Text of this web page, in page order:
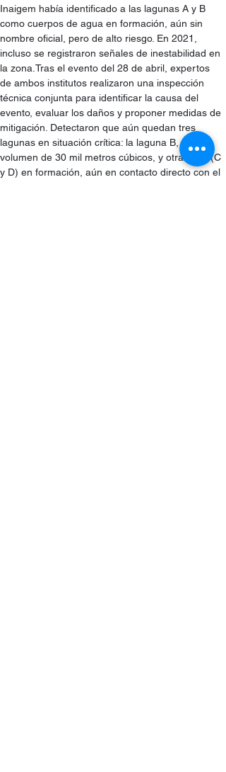
Inaigem había identificado a las lagunas A y B
como cuerpos de agua en formación, aún sin
nombre oficial, pero de alto riesgo. En 2021,
incluso se registraron señales de inestabilidad en
la zona.Tras el evento del 28 de abril, expertos
de ambos institutos realizaron una inspección
técnica conjunta para identificar la causa del
evento, evaluar los daños y proponer medidas de
mitigación. Detectaron que aún quedan tres
lagunas en situación crítica: la laguna B, con un
volumen de 30 mil metros cúbicos, y otras dos (C
y D) en formación, aún en contacto directo con el